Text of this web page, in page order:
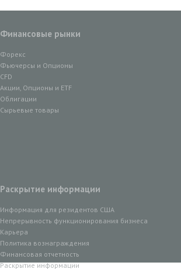
Финансовые рынки
Форекс
Фьючерсы и Опционы
CFD
Акции, Опционы и ETF
Облигации
Сырьевые товары
Раскрытие информации
Информация для резидентов США
Непрерывность функционирования бизнеса
Карьера
Политика вознаграждения
Финансовая отчетность
Раскрытие информации